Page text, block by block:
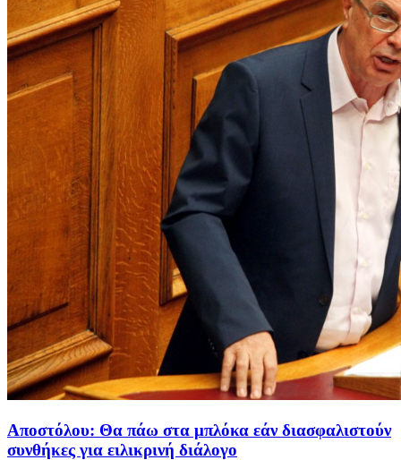
Αποστόλου: Θα πάω στα μπλόκα εάν διασφαλιστούν
συνθήκες για ειλικρινή διάλογο